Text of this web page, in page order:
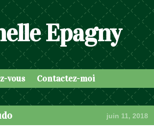
Epagny
vous Contactez-moi
juin 11, 2018